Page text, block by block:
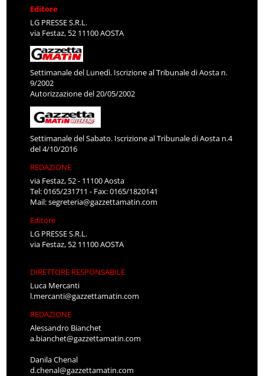
Editore
LG PRESSE S.R.L.
via Festaz, 52 11100 AOSTA
Settimanale del Lunedì. Iscrizione al Tribunale di Aosta n.
9/2002
Autorizzazione del 20/05/2002
Settimanale del Sabato. Iscrizione al Tribunale di Aosta n.4
del 4/10/2016
REDAZIONE
via Festaz, 52 - 11100 Aosta
Tel: 0165/231711 - Fax: 0165/1820141
Mail:segreteria@gazzettamatin.com
Editore
LG PRESSE S.R.L.
via Festaz, 52 11100 AOSTA
DIRETTORE RESPONSABILE
Luca Mercanti
l.mercanti@gazzettamatin.com
REDAZIONE
Alessandro Bianchet
a.bianchet@gazzettamatin.com
Danila Chenal
d.chenal@gazzettamatin.com